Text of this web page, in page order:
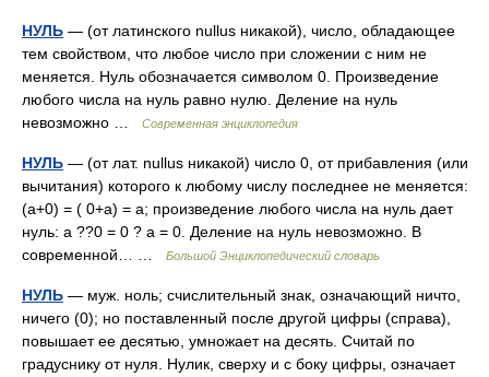
НУЛЬ — (от латинского nullus никакой), число, обладающее
тем свойством, что любое число при сложении с ним не
меняется. Нуль обозначается символом 0. Произведение
любого числа на нуль равно нулю. Деление на нуль
невозможно …
Современная энциклопедия
НУЛЬ — (от лат. nullus никакой) число 0, от прибавления (или
вычитания) которого к любому числу последнее не меняется:
(а+0) = ( 0+а) = а; произведение любого числа на нуль дает
нуль: а ??0 = 0 ? а = 0. Деление на нуль невозможно. В
современной… …
Большой Энциклопедический словарь
НУЛЬ — муж. ноль; счислительный знак, означающий ничто,
ничего (0); но поставленный после другой цифры (справа),
повышает ее десятью, умножает на десять. Считай по
градуснику от нуля. Нулик, сверху и с боку цифры, означает